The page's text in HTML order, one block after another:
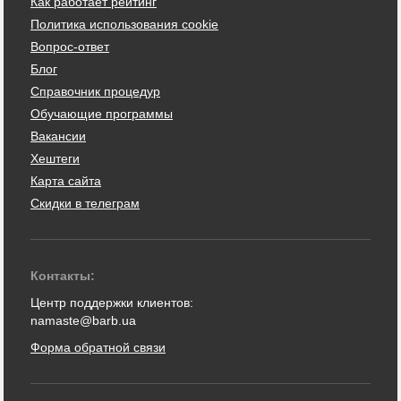
Политика использования cookie
Вопрос-ответ
Блог
Справочник процедур
Обучающие программы
Вакансии
Хештеги
Карта сайта
Скидки в телеграм
Контакты:
Центр поддержки клиентов:
namaste@barb.ua
Форма обратной связи